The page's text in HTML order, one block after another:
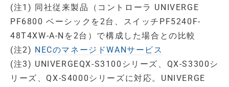
(注1) 同社従来製品（コントローラ UNIVERGE
PF6800 ベーシックを2台、スイッチPF5240F-
48T4XW-A-Nを2台）で構成した場合との比較
(注2) NECのマネージドWANサービス
(注3) UNIVERGEQX-S3100シリーズ、QX-S3300シ
リーズ、QX-S4000シリーズに対応。UNIVERGE